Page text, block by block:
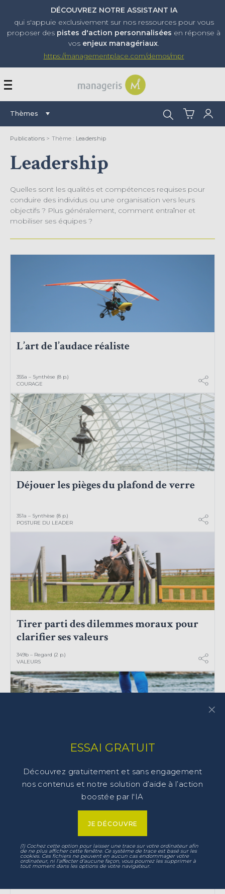
DÉCOUVREZ NOTRE ASSISTANT IA
qui s'appuie exclusivement sur nos ressources pour vous
proposer des pistes d'action personnalisées en réponse à
vos enjeux managériaux.
https://managementplace.com/demos/mpr
AFFICHER OU
Thèmes Rechercher :
Publications > Thème : Leadership
Leadership
Quelles sont les qualités et compétences requises pour
conduire des individus ou une organisation vers leurs
objectifs ? Plus généralement, comment entraîner et
mobiliser ses équipes ?
L’art de l’audace réaliste
355a – Synthèse (8 p.)
COURAGE
Déjouer les pièges du plafond de verre
351a – Synthèse (8 p.)
POSTURE DU LEADER
Tirer parti des dilemmes moraux pour
clarifier ses valeurs
349b – Regard (2 p.)
VALEURS
×
ESSAI GRATUIT
Découvrez gratuitement et sans engagement
nos contenus et notre solution d’aide à l’action
boostée par l'IA
JE DÉCOUVRE
(1) Cochez cette option pour laisser une trace sur votre ordinateur afin
de ne plus afficher cette fenêtre. Ce système de trace est basé sur les
cookies. Ces fichiers ne peuvent en aucun cas endommager votre
ordinateur, ni l'affecter d'aucune façon, vous pourrez les supprimer à
tout moment dans les options de votre navigateur.